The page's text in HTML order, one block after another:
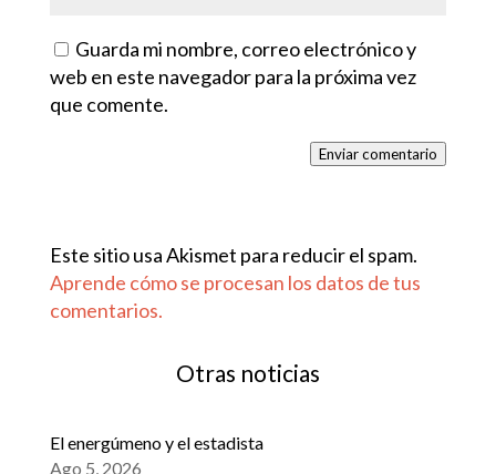
Guarda mi nombre, correo electrónico y
web en este navegador para la próxima vez
que comente.
Enviar comentario
Este sitio usa Akismet para reducir el spam.
Aprende cómo se procesan los datos de tus
comentarios.
Otras noticias
El energúmeno y el estadista
Ago 5, 2026